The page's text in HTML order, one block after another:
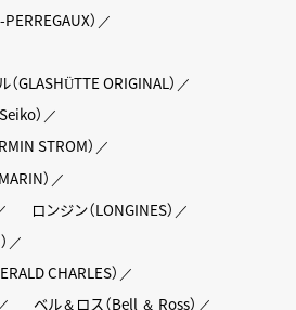
）
GLASHÜTTE ORIGINAL）
）
STROM）
）
ロンジン（LONGINES）
CHARLES）
ベル＆ロス（Bell ＆ Ross）